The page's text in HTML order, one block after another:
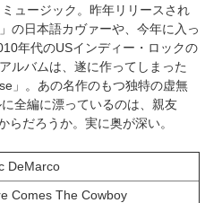
ュージック。昨年リリースされ
の日本語カヴァーや、今年に入っ
年代のUSインディー・ロックの
ルバムは、遂に作ってしまった
」。あの名作のもつ独特の虚無
全編に漂っているのは、親友
らだろうか。実に奥が深い。
DeMarco
Comes The Cowboy